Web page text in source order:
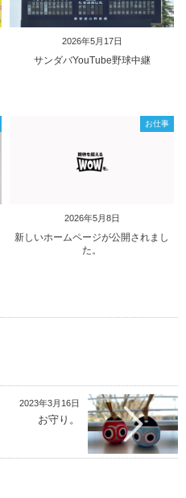
2026年5月17日
サンダバYouTube野球中継
2026年5月8日
お仕事
新しいホームページが公開されまし
た。
2023年3月16日
お守り。